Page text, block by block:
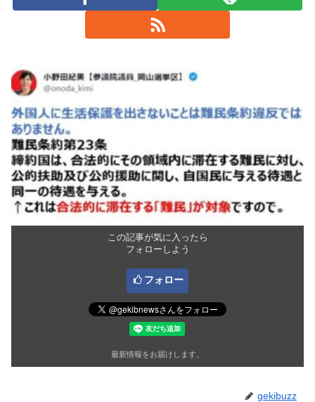
この記事が気に入ったら
フォローしよう
フォロー
最新情報をお届けします。
gekibuzz